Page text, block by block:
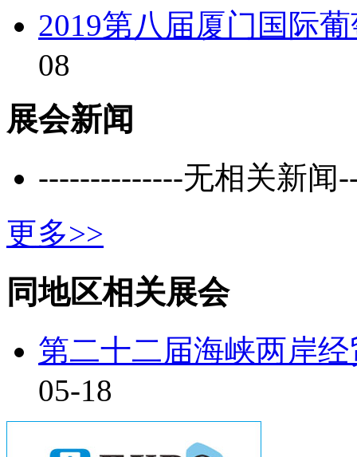
2019第八届厦门国际
08
展会新闻
--------------无相关新闻
更多>>
同地区相关展会
第二十二届海峡两岸
05-18